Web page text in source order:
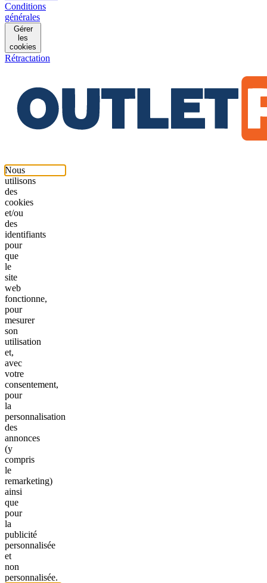
Conditions
générales
Gérer
les
cookies
Rétractation
Nous
utilisons
des
cookies
et/ou
des
identifiants
pour
que
le
site
web
fonctionne,
pour
mesurer
son
utilisation
et,
avec
votre
consentement,
pour
la
personnalisation
des
annonces
(y
compris
le
remarketing)
ainsi
que
pour
la
publicité
personnalisée
et
non
personnalisée.